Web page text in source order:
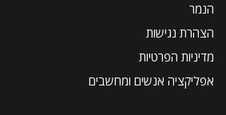
הנמר
הצהרת נגישות
מדיניות הפרטיות
אפליקציה אנשים ומחשבים